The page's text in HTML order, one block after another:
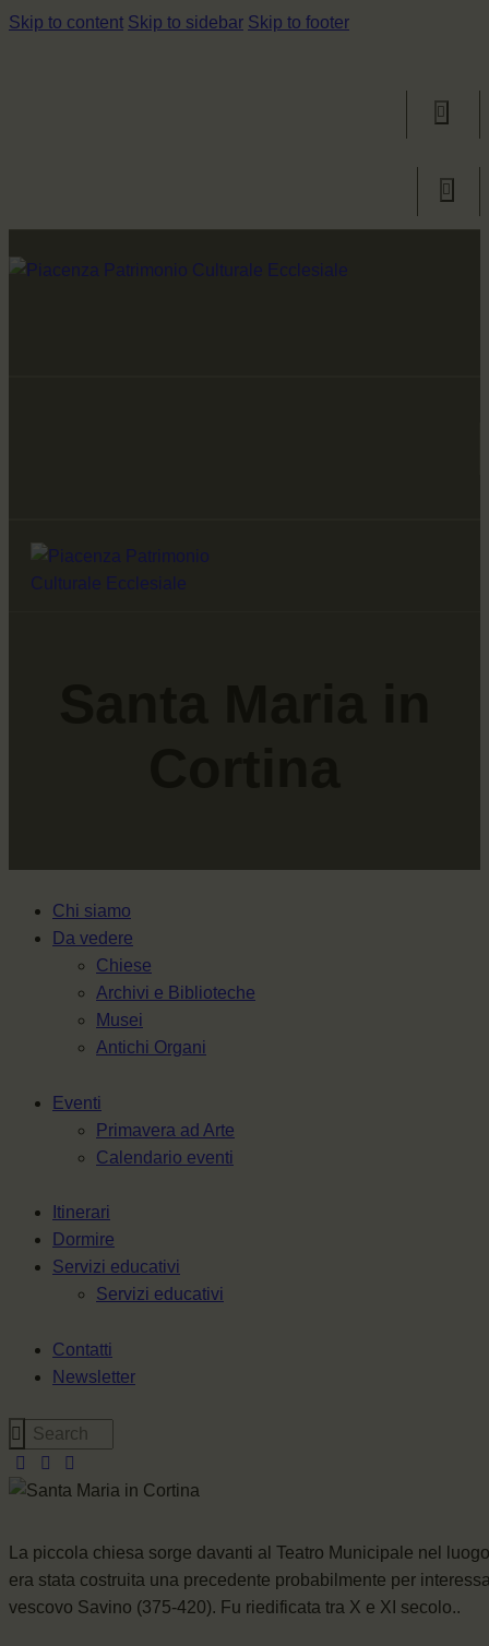
Skip to content Skip to sidebar Skip to footer
Chi siamo
Da vedere
Chiese
Archivi e Biblioteche
Musei
Antichi Organi
Eventi
Primavera ad Arte
Calendario eventi
Itinerari
Dormire
Servizi educativi
Servizi educativi
Contatti
Newsletter
La piccola chiesa sorge davanti al Teatro Municipale nel
era stata costruita una precedente probabilmente per
vescovo Savino (375-420). Fu riedificata tra X e XI secolo..